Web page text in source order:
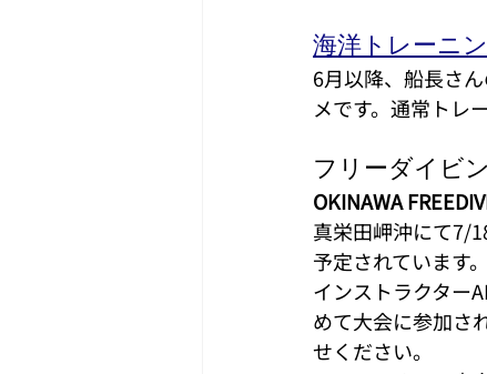
海洋トレーニ
6月以降、船長さ
メです。通常トレ
フリーダイビ
OKINAWA
真栄田岬沖にて7/
予定されています。
インストラクター
めて大会に参加さ
せください。